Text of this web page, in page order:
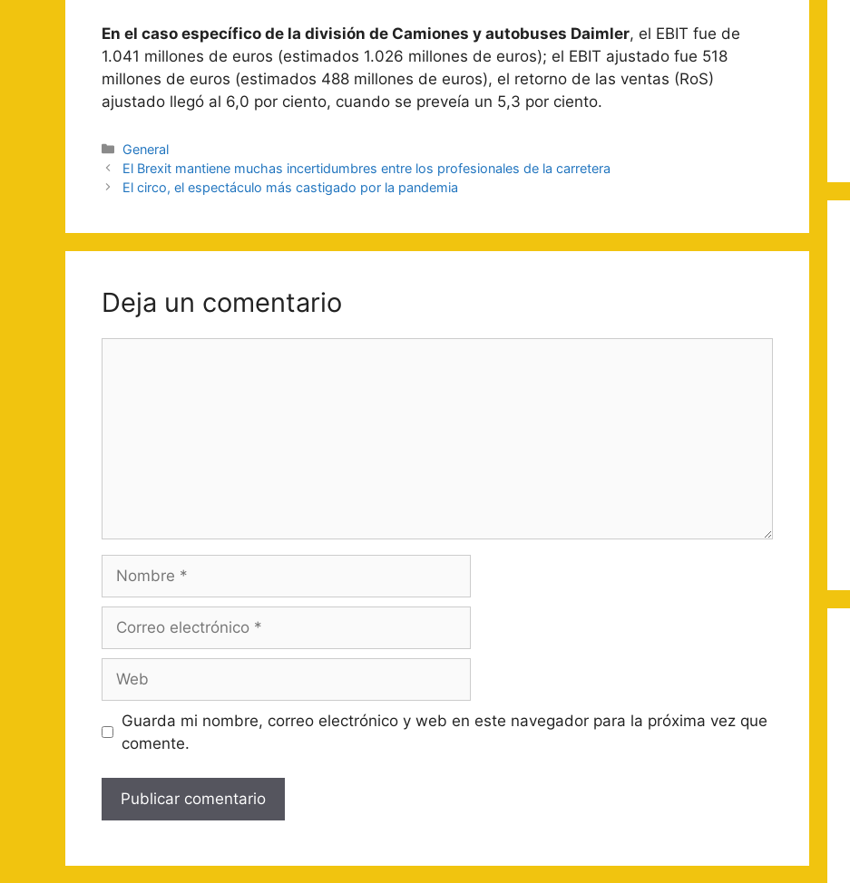
En el caso específico de la división de Camiones y autobuses Daimler, el EBIT fue de
1.041 millones de euros (estimados 1.026 millones de euros); el EBIT ajustado fue 518
millones de euros (estimados 488 millones de euros), el retorno de las ventas (RoS)
ajustado llegó al 6,0 por ciento, cuando se preveía un 5,3 por ciento.
Categorías
General
Navegación
de
El Brexit mantiene muchas incertidumbres entre los profesionales de la carretera
El circo, el espectáculo más castigado por la pandemia
Deja un comentario
electrónico
Guarda mi nombre, correo electrónico y web en este navegador para la próxima vez que
comente.